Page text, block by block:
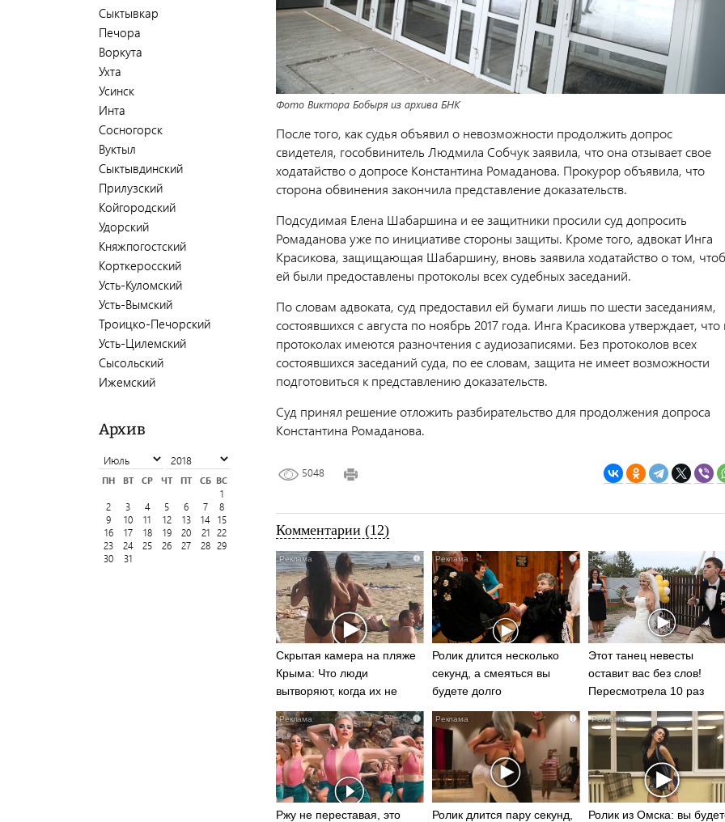
Сыктывкар
Печора
Воркута
Ухта
Усинск
Инта
Сосногорск
Вуктыл
Сыктывдинский
Прилузский
Койгородский
Удорский
Княжпогостский
Корткеросский
Усть-Куломский
Усть-Вымский
Троицко-Печорский
Усть-Цилемский
Сысольский
Ижемский
Архив
ПН ВТ СР ЧТ ПТ СБ ВС
1
2
3 4 5 6 7
8
9
10 11 12 13 14 15
16
17 18 19 20 21 22
23
24 25 26 27 28 29
30
31
Фото Виктора Бобыря из архива БНК
После того, как судья объявил о невозможности продолжить допрос
свидетеля, гособвинитель Людмила Собчук заявила, что она отзывает свое
ходатайство о допросе Константина Ромаданова. Прокурор объявила, что
сторона обвинения закончила представление доказательств.
Подсудимая Елена Шабаршина и ее защитники просили суд допросить
Ромаданова уже по инициативе стороны защиты. Кроме того, адвокат Инга
Красикова, защищающая Шабаршину, вновь заявила ходатайство о том,
ей были предоставлены протоколы всех судебных заседаний.
По словам адвоката, суд предоставил ей бумаги лишь по шести заседаниям,
состоявшихся с августа по ноябрь 2017 года. Инга Красикова утверждает, что
протоколах имеются разночтения с аудиозаписями. Без протоколов всех
состоявшихся заседаний суда, по ее словам, защита не имеет возможности
подготовиться к представлению доказательств.
Суд принял решение отложить разбирательство для продолжения допроса
Константина Ромаданова.
5048
Комментарии (12)
i
Скрытая камера на пляже
Крыма: Что люди
вытворяют, когда их не
видят...
i
Ролик длится несколько
секунд, а смеяться вы
будете долго
Этот танец невесты
оставит вас без слов!
Пересмотрела 10 раз
i
Ржу не переставая, это
i
Ролик длится пару секунд, Ролик из Омска: вы